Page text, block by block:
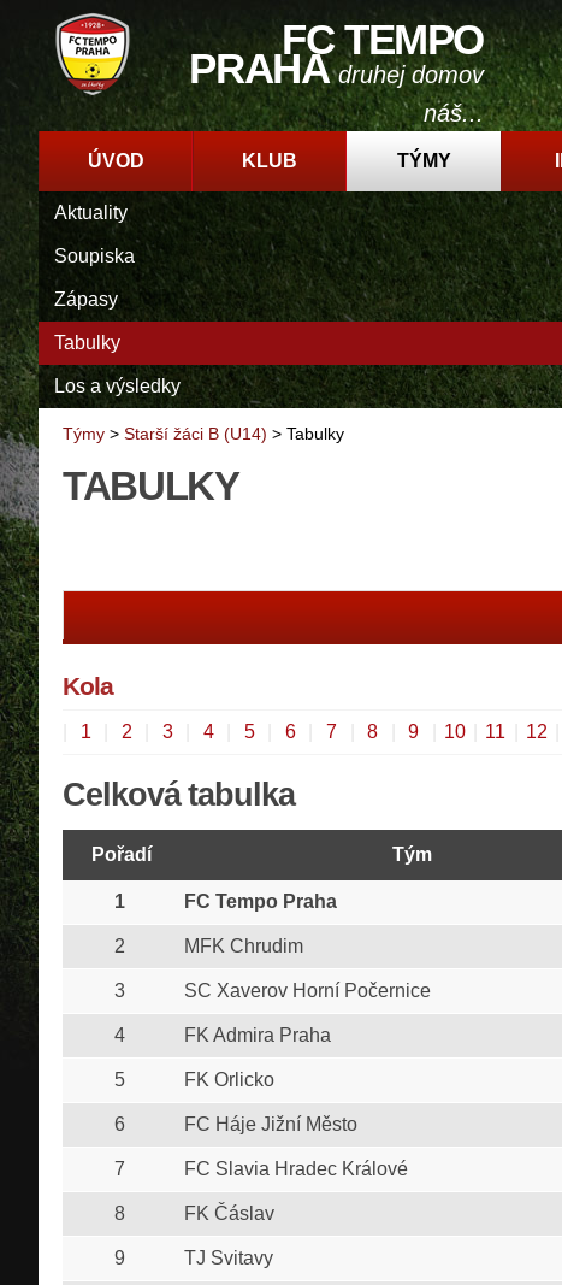
FC TEMPO
PRAHAdruhej domov
náš...
ÚVOD KLUB TÝMY
Aktuality
Soupiska
Zápasy
Tabulky
Los a výsledky
Týmy > Starší žáci B (U14) > Tabulky
TABULKY
Kola
1 2 3 4 5 6 7 8 9 10 11 12
Celková tabulka
Pořadí Tým
1 FC Tempo Praha
2 MFK Chrudim
3 SC Xaverov Horní Počernice
4 FK Admira Praha
5 FK Orlicko
6 FC Háje Jižní Město
7 FC Slavia Hradec Králové
8 FK Čáslav
9 TJ Svitavy